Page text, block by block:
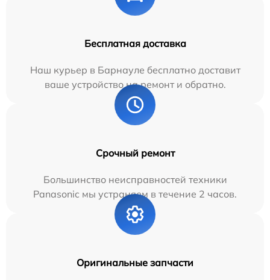
Бесплатная доставка
Наш курьер в Барнауле бесплатно доставит
ваше устройство на ремонт и обратно.
Срочный ремонт
Большинство неисправностей техники
Panasonic мы устраняем в течение 2 часов.
Оригинальные запчасти